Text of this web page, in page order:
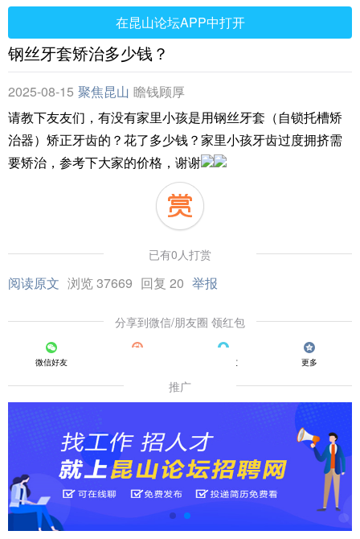
在昆山论坛APP中打开
钢丝牙套矫治多少钱？
2025-08-15 聚焦昆山 瞻钱顾厚
请教下友友们，有没有家里小孩是用钢丝牙套（自锁托槽矫
治器）矫正牙齿的？花了多少钱？家里小孩牙齿过度拥挤需
要矫治，参考下大家的价格，谢谢
已有0人打赏
阅读原文 浏览 37669 回复 20 举报
分享到微信/朋友圈 领红包
微信好友 QQ好友 更多
推广